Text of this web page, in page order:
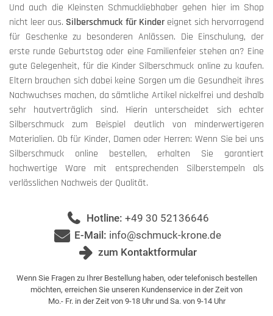
Und auch die Kleinsten Schmuckliebhaber gehen hier im Shop
nicht leer aus. Silberschmuck für Kindereignet sich hervorragend
für Geschenke zu besonderen Anlässen. Die Einschulung, der
erste runde Geburtstag oder eine Familienfeier stehen an? Eine
gute Gelegenheit, für die Kinder Silberschmuck online zu kaufen.
Eltern brauchen sich dabei keine Sorgen um die Gesundheit ihres
Nachwuchses machen, da sämtliche Artikel nickelfrei und deshalb
sehr hautverträglich sind. Hierin unterscheidet sich echter
Silberschmuck zum Beispiel deutlich von minderwertigeren
Materialien. Ob für Kinder, Damen oder Herren: Wenn Sie bei uns
Silberschmuck online bestellen, erhalten Sie garantiert
hochwertige Ware mit entsprechenden Silberstempeln als
verlässlichen Nachweis der Qualität.
Hotline: +49 30 52136646
E-Mail: info@schmuck-krone.de
zum Kontaktformular
Wenn Sie Fragen zu Ihrer Bestellung haben, oder telefonisch bestellen
möchten, erreichen Sie unseren Kundenservice in der Zeit von
Mo.- Fr. in der Zeit von 9-18 Uhr und Sa. von 9-14 Uhr